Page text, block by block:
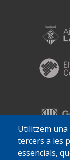
Utilitzem una
tercers a les
essencials,